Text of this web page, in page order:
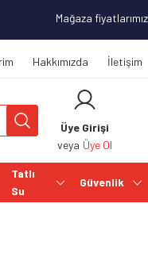
Mağaza fiyatlarımız
Hakkımızda İletişim
Üye Girişi
veya Üye Ol
Tatlı
Su
Güvenlik